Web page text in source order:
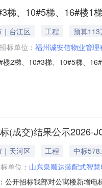
梯、10#5梯、16#楼1
台江区 工程
预算113
招标单位： 福州诚安信物业管理
2梯、10#3梯、10#5梯、
换采购工程项目采购方式：
(成交)结果公示2026-
天河区 工程
中标
单位： 山东泉顺达装配式智
公开招标我部对公寓楼新增